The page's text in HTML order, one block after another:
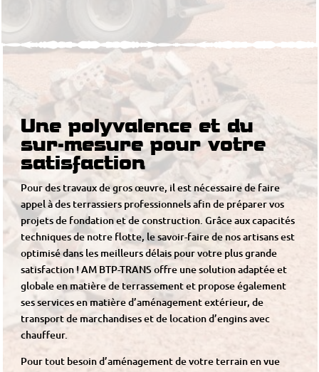
Une polyvalence et du
sur-mesure pour votre
satisfaction
Pour des travaux de gros œuvre, il est nécessaire de faire
appel à des terrassiers professionnels afin de préparer vos
projets de fondation et de construction. Grâce aux capacités
techniques de notre flotte, le savoir-faire de nos artisans est
optimisé dans les meilleurs délais pour votre plus grande
satisfaction ! AM BTP-TRANS offre une solution adaptée et
globale en matière de terrassement et propose également
ses services en matière d’aménagement extérieur, de
transport de marchandises et de location d’engins avec
chauffeur.
Pour tout besoin d’aménagement de votre terrain en vue